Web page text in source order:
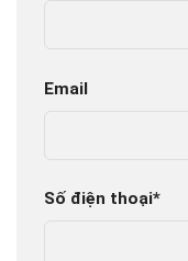
Email
Số điện thoại*